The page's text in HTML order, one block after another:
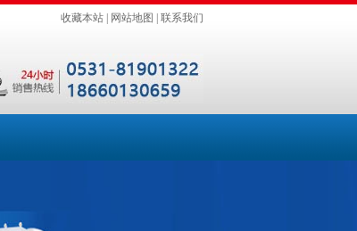
收藏本站 网站地图 联系我们